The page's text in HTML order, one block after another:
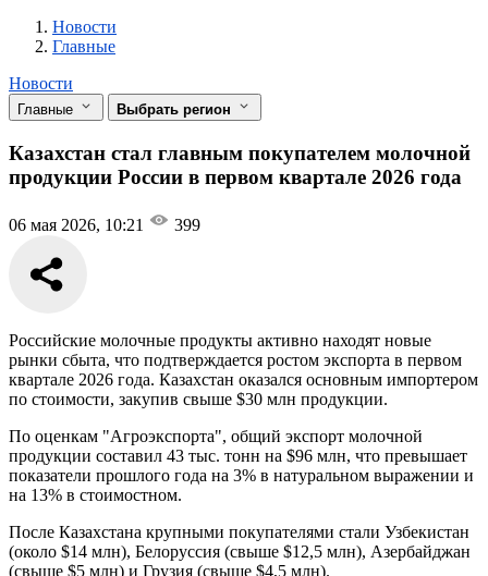
Новости
Разделы
Новости
Главные
Новости
Главные Выбрать регион
Казахстан стал главным покупателем молочной
продукции России в первом квартале 2026 года
06 мая 2026, 10:21 399
Российские молочные продукты активно находят новые
рынки сбыта, что подтверждается ростом экспорта в первом
квартале 2026 года. Казахстан оказался основным импортером
по стоимости, закупив свыше $30 млн продукции.
По оценкам "Агроэкспорта", общий экспорт молочной
продукции составил 43 тыс. тонн на $96 млн, что превышает
показатели прошлого года на 3% в натуральном выражении и
на 13% в стоимостном.
После Казахстана крупными покупателями стали Узбекистан
(около $14 млн), Белоруссия (свыше $12,5 млн), Азербайджан
(свыше $5 млн) и Грузия (свыше $4,5 млн).